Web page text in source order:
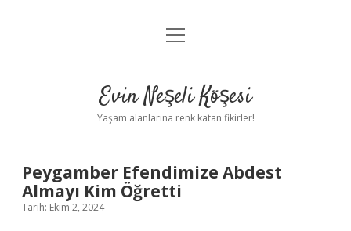
Anasayfa
Yasal Uyarı
menüyü
Evin Neşeli Köşesi
Yaşam alanlarına renk katan fikirler!
Peygamber Efendimize Abdest
Almayı Kim Öğretti
Tarih: Ekim 2, 2024